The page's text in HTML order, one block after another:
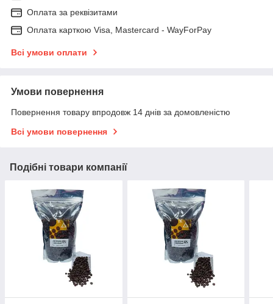
Оплата за реквізитами
Оплата карткою Visa, Mastercard - WayForPay
Всі умови оплати
Умови повернення
Повернення товару впродовж 14 днів за домовленістю
Всі умови повернення
Подібні товари компанії